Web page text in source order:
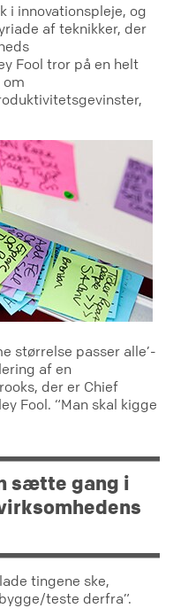
i innovationspleje, og
af teknikker, der
Fool tror på en helt
om
størrelse passer alle’-
af en
der er Chief
Fool. “Man skal kigge
sætte gang i
tingene ske,
teste derfra”.